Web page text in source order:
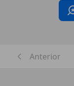
Anterior